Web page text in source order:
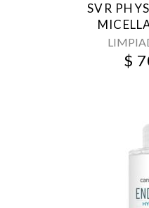
SVR
$